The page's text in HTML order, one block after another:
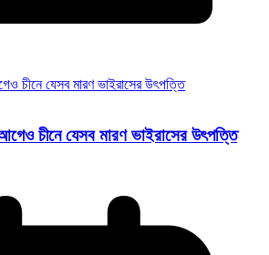
চীনে যেসব মারণ ভাইরাসের উৎপত্তি